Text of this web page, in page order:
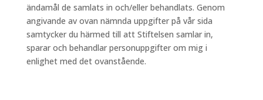
ändamål de samlats in och/eller behandlats. Genom
angivande av ovan nämnda uppgifter på vår sida
samtycker du härmed till att Stiftelsen samlar in,
sparar och behandlar personuppgifter om mig i
enlighet med det ovanstående.